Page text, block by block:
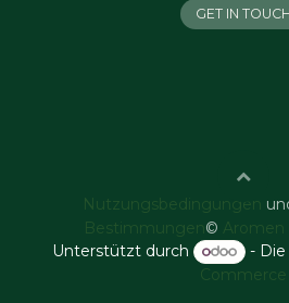
GET IN TOUCH
Nutzungsbedingungen
Bestimmungen © Aromen
Unterstützt durch - Die
Commerce